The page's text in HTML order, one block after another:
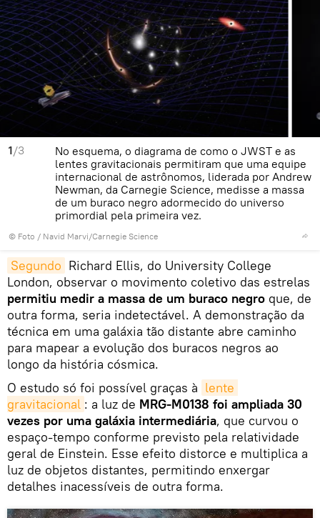
1/3
© Foto / Navid Marvi/Carnegie Science
No esquema, o diagrama de como o JWST e as
lentes gravitacionais permitiram que uma equipe
internacional de astrônomos, liderada por Andrew
Newman, da Carnegie Science, medisse a massa
de um buraco negro adormecido do universo
primordial pela primeira vez.
Segundo Richard Ellis, do University College
London, observar o movimento coletivo das estrelas
permitiu medir a massa de um buraco negro que, de
outra forma, seria indetectável. A demonstração da
técnica em uma galáxia tão distante abre caminho
para mapear a evolução dos buracos negros ao
longo da história cósmica.
O estudo só foi possível graças à lente
gravitacional : a luz de MRG‑M0138 foi ampliada 30
vezes por uma galáxia intermediária, que curvou o
espaço‑tempo conforme previsto pela relatividade
geral de Einstein. Esse efeito distorce e multiplica a
luz de objetos distantes, permitindo enxergar
detalhes inacessíveis de outra forma.